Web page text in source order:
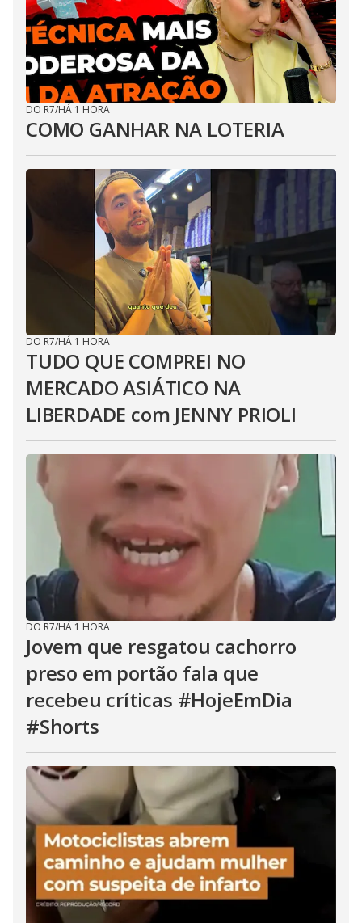
DO R7/HÁ 1 HORA
COMO GANHAR NA LOTERIA
DO R7/HÁ 1 HORA
TUDO QUE COMPREI NO
MERCADO ASIÁTICO NA
LIBERDADE com JENNY PRIOLI
DO R7/HÁ 1 HORA
Jovem que resgatou cachorro
preso em portão fala que
recebeu críticas #HojeEmDia
#Shorts